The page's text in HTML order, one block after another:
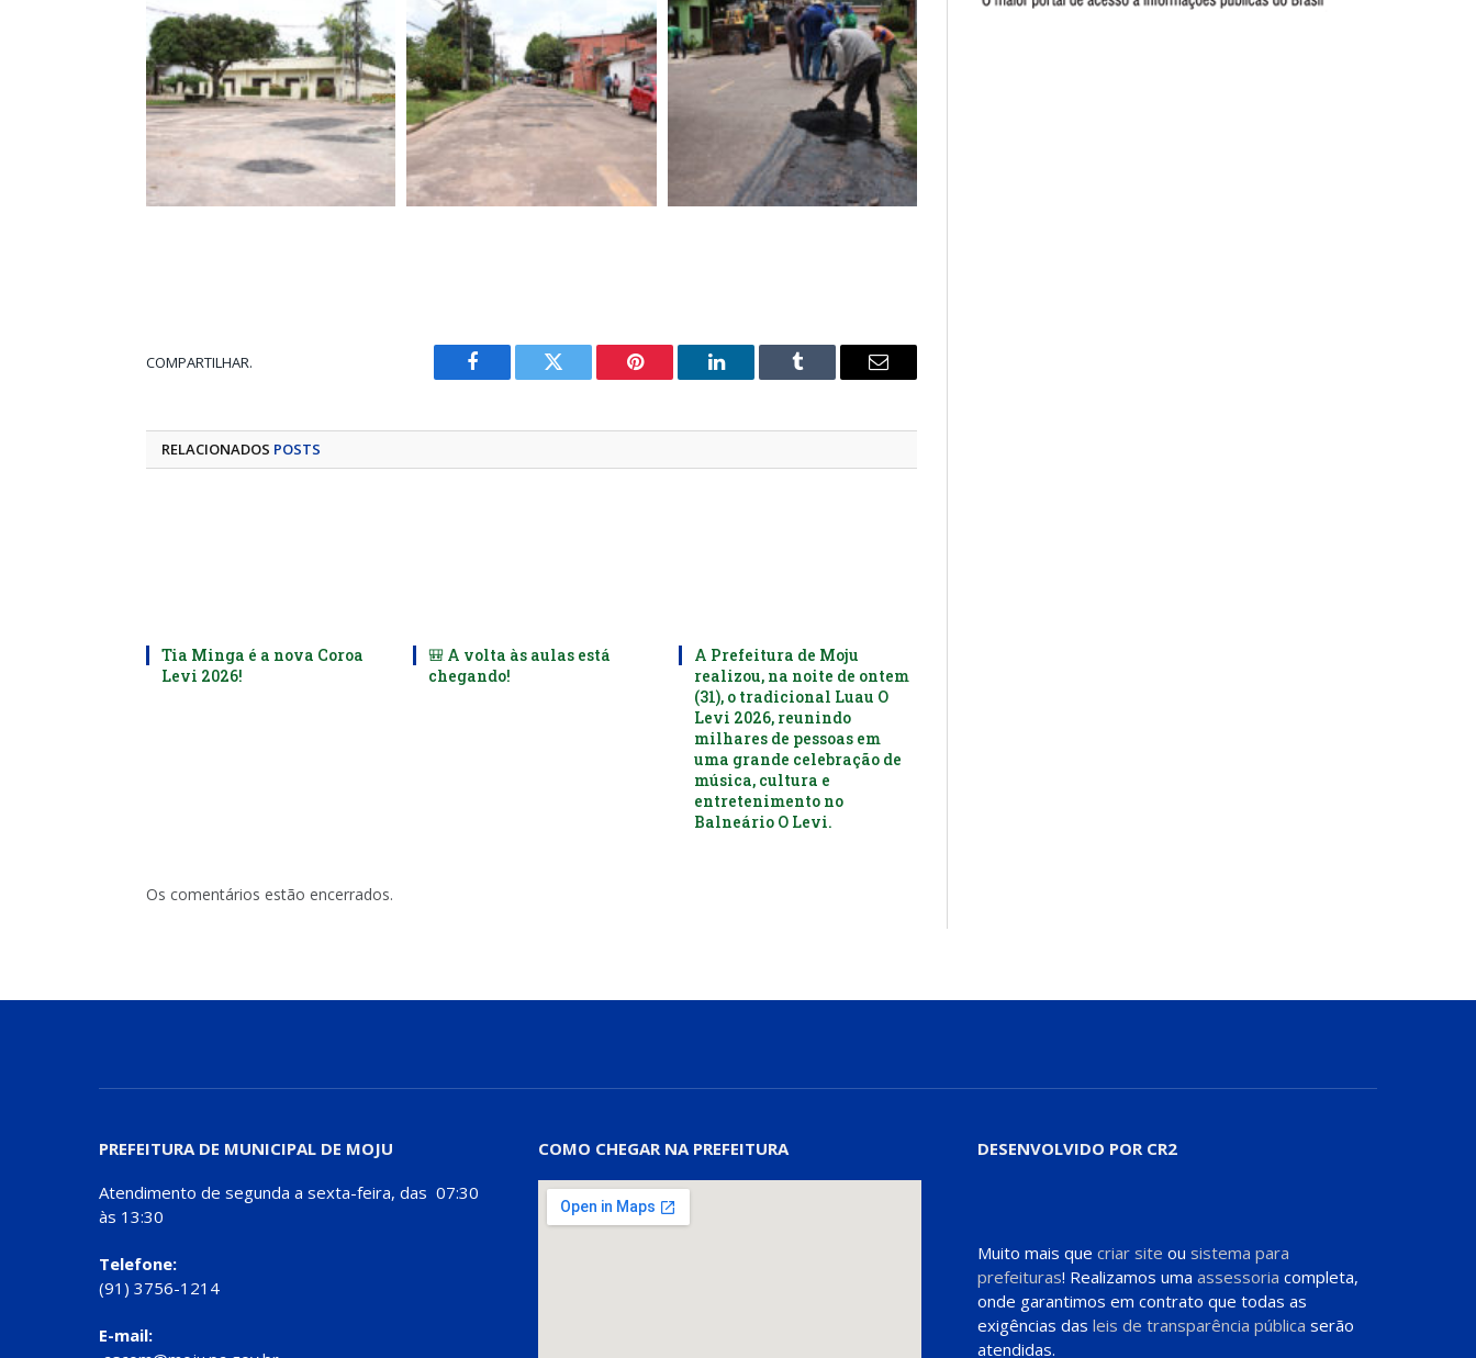
COMPARTILHAR.
Facebook Twitter Pinterest LinkedIn Tumblr
E-
RELACIONADOS POSTS
Tia Minga é a nova Coroa
Levi 2026!
🎒 A volta às aulas está
chegando!
A Prefeitura de Moju
realizou, na noite de ontem
(31), o tradicional Luau O
Levi 2026, reunindo
milhares de pessoas em
uma grande celebração de
música, cultura e
entretenimento no
Balneário O Levi.
Os comentários estão encerrados.
PREFEITURA DE MUNICIPAL DE MOJU
Atendimento de segunda a sexta-feira, das 07:30
às 13:30
Telefone:
(91) 3756-1214
E-mail:
COMO CHEGAR NA PREFEITURA DESENVOLVIDO POR CR2
Muito mais que criar site ou sistema para
prefeituras! Realizamos uma assessoria completa,
onde garantimos em contrato que todas as
exigências das leis de transparência pública serão
atendidas.